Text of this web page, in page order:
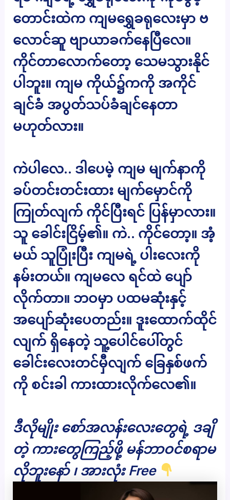
တောင်းထဲက ကျမရွှေခရုလေးမှာ ဗ
လောင်ဆူ ဗျာယာခက်နေပြီလေ။
ကိုင်တာလောက်တော့ သေမသွားနိုင်
ပါဘူး။ ကျမ ကိုယ်၌ကကို အကိုင်
ချင်ခံ အပွတ်သပ်ခံချင်နေတာ
မဟုတ်လား။
ကဲပါလေ.. ဒါပေမဲ့ ကျမ မျက်နာကို
ခပ်တင်းတင်းထား မျက်မှောင်ကို
ကြုတ်လျက် ကိုင်ပြီးရင် ပြန်မှာလား။
သူ ခေါင်းငြိမ့်၏။ ကဲ.. ကိုင်တော့။ အံ့
မယ် သူပြုံးပြီး ကျမရဲ့ ပါးလေးကို
နမ်းတယ်။ ကျမလေ ရင်ထဲ ပျော်
လိုက်တာ။ ဘဝမှာ ပထမဆုံးနှင့်
အပျော်ဆုံးပေတည်း။ ဒူးထောက်ထိုင်
လျက် ရှိနေတဲ့ သူ့ပေါင်ပေါ်တွင်
ခေါင်းလေးတင်မှီလျက် ခြေနှစ်ဖက်
ကို စင်းခါ ကားထားလိုက်လေ၏။
ဒီလိုမျိုး စော်အလန်းလေးတွေရဲ့ ဒချိ
တဲ့ ကားတွေကြည့်ဖို့ မန်ဘာဝင်စရာမ
လိုဘူးနော် ၊ အားလုံး Free